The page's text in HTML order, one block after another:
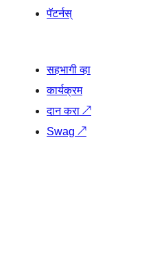
पॅटर्नस्
सहभागी व्हा
कार्यक्रम
दान करा ↗
Swag ↗